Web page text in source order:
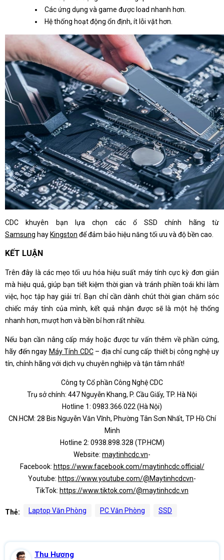
Các ứng dụng và game được load nhanh hơn.
Hệ thống hoạt động ổn định, ít lỗi vặt hơn.
CDC khuyên bạn lựa chọn các ổ SSD chính hãng từ
Samsung hay Kingston để đảm bảo hiệu năng tối ưu và độ bền cao.
KẾT LUẬN
Trên đây là các mẹo tối ưu hóa hiệu suất máy tính cực kỳ đơn giản
mà hiệu quả, giúp bạn tiết kiệm thời gian và tránh phiền toái khi làm
việc, học tập hay giải trí. Bạn chỉ cần dành chút thời gian chăm sóc
chiếc máy tính của mình, kết quả nhận được sẽ là một hệ thống
nhanh hơn, mượt hơn và bền bỉ hơn rất nhiều.
Nếu bạn cần nâng cấp máy hoặc được tư vấn thêm về phần cứng,
hãy đến ngay Máy Tính CDC– địa chỉ cung cấp thiết bị công nghệ uy
tín, chính hãng với dịch vụ chuyên nghiệp và tận tâm nhất!
Công ty Cổ phần Công Nghệ CDC
Trụ sở chính: 447 Nguyễn Khang, P. Cầu Giấy, TP. Hà Nội
Hotline 1: 0983.366.022 (Hà Nội)
CN.HCM: 28 Bis Nguyễn Văn Vĩnh, Phường Tân Sơn Nhất, TP Hồ Chí
Minh
Hotline 2: 0938.898.328 (TP.HCM)
Website: maytinhcdc.vn-
Facebook: https://www.facebook.com/maytinhcdc.official/
Youtube: https://www.youtube.com/@Maytinhcdcvn-
TikTok: https://www.tiktok.com/@maytinhcdc.vn
Thẻ: Laptop Văn Phòng PC Văn Phòng SSD
Thu Hương